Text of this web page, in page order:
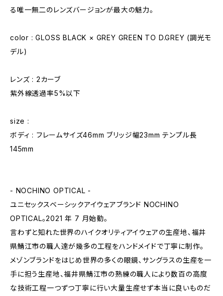
る唯一無二のレンズバージョンが最大の魅力。
color : GLOSS BLACK × GREY GREEN TO D.GREY (調光モ
デル)
レンズ : 2カーブ
紫外線透過率5%以下
size :
ボディ : フレームサイズ46mm ブリッジ幅23mm テンプル長
145mm
- NOCHINO OPTICAL -
ユニセックスベーシックアイウェアブランド NOCHINO
OPTICAL。2021 年 7 月始動。
言わずと知れた世界のハイクオリティアイウェアの生産地、福井
県鯖江市の職人達が幾多の工程をハンドメイドで丁寧に制作。
メゾンブランドをはじめ世界の多くの眼鏡、サングラスの生産を一
手に担う生産地、福井県鯖江市の熟練の職人により数百の高度
な技術工程一つずつ丁寧に行い大量生産せず本当に良いものだ